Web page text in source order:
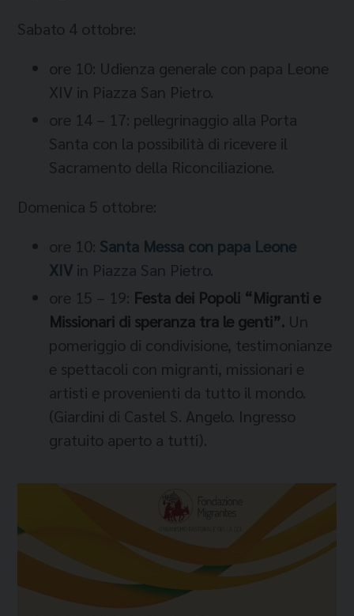
Sabato 4 ottobre:
ore 10: Udienza generale con papa Leone
XIV in Piazza San Pietro.
ore 14 – 17: pellegrinaggio alla Porta
Santa con la possibilità di ricevere il
Sacramento della Riconciliazione.
Domenica 5 ottobre:
ore 10: Santa Messa con papa Leone
XIV in Piazza San Pietro.
ore 15 – 19: Festa dei Popoli “Migranti e
Missionari di speranza tra le genti”. Un
pomeriggio di condivisione, testimonianze
e spettacoli con migranti, missionari e
artisti e provenienti da tutto il mondo.
(Giardini di Castel S. Angelo. Ingresso
gratuito aperto a tutti).